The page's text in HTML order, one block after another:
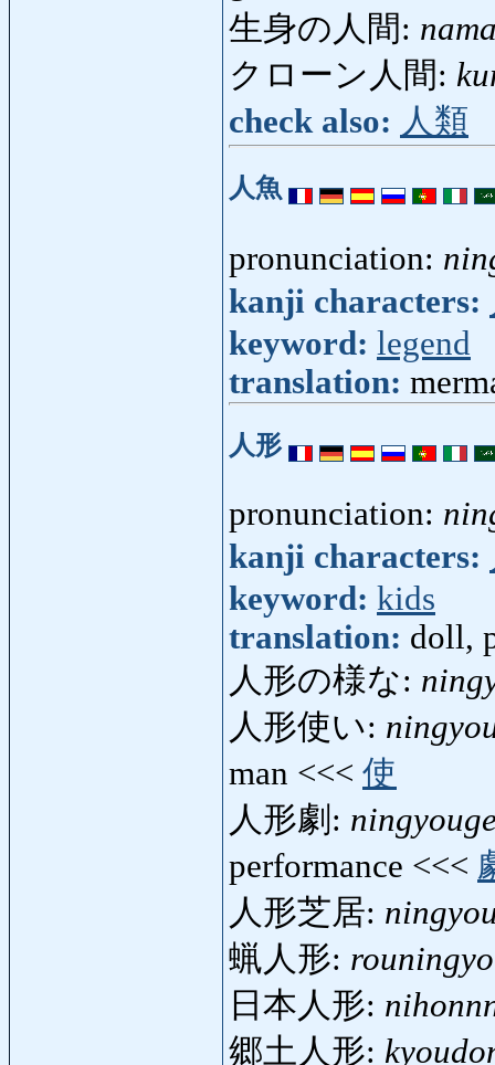
生身の人間:
クローン人間:
check also: 人類
人魚
pronunciation:
kanji characters:
keyword: legend
translation:
人形
pronunciation:
kanji characters:
keyword: kids
translation: doll,
人形の様な:
人形使い:
man <<< 使
人形劇:
performance <<<
人形芝居:
蝋人形:
日本人形:
郷土人形: